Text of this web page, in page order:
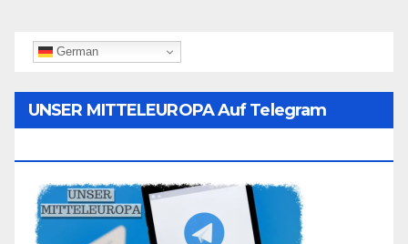
Beiträge
German
UNSER MITTELEUROPA Auf Telegram